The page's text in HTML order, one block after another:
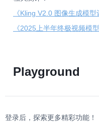
《Kling V2.0 图像生成模
《2025上半年终极视频模
Playground
登录后，探索更多精彩功能！